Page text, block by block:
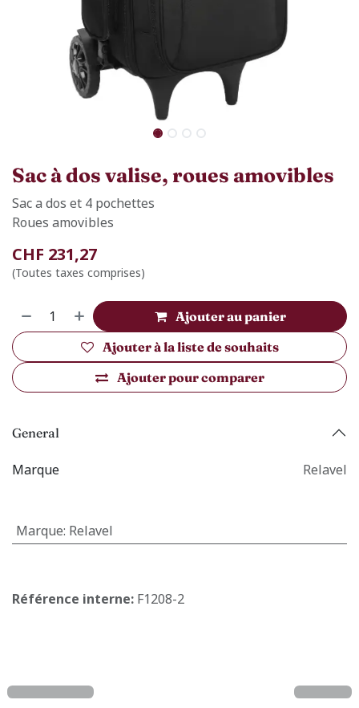
Sac à dos valise, roues amovibles
Sac a dos et 4 pochettes
Roues amovibles
CHF 231,27
(Toutes taxes comprises)
Ajouter au panier
Ajouter pour comparer
Ajouter à la liste de souhaits
General
Marque Relavel
Marque: Relavel
Référence interne: F1208-2